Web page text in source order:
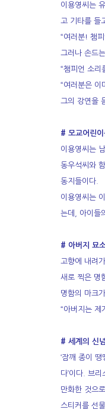
이용영씨는
고 기타를 들
“여러분! 챔
그러나 손드
“챔피언 소리
“여러분은 이
그의 강연을
# 모교어린이
이용영씨는
동우석씨와
동지들이다.
이용영씨는
는데, 아이들
# 아버지 묘
고향에 내려
새로 찍은 명
명함의 마크
“아버지는 제
# 세계의 신
‘잠깨 종이
다’이다. 브
만화한 것으
스티커를 선